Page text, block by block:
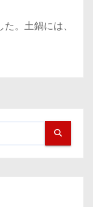
。土鍋には、